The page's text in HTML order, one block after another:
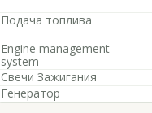
Подача топлива
Engine management
system
Свечи Зажигания
Генератор